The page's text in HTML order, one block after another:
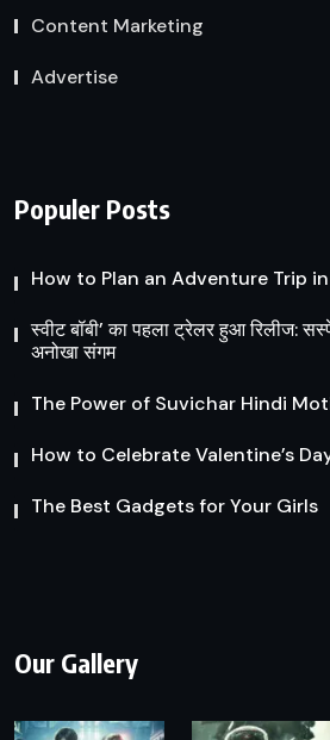
Content Marketing
Advertise
Populer Posts
How to Plan an Adventure Trip
स्वीट बॉबी’ का पहला ट्रेलर हुआ रिलीज:
अनोखा संगम
The Power of Suvichar Hindi
How to Celebrate Valentine’s
The Best Gadgets for Your Girls
Our Gallery